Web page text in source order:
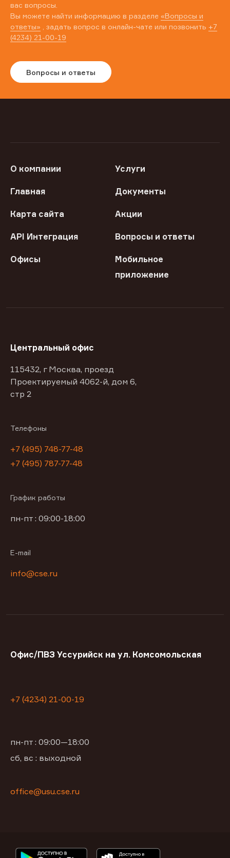
вас вопросы.
Вы можете найти информацию в разделе «Вопросы и
ответы» , задать вопрос в онлайн-чате или позвонить +7
(4234) 21-00-19
Вопросы и ответы
О компании Услуги
Главная Документы
Карта сайта Акции
API Интеграция Вопросы и ответы
Офисы
Мобильное
приложение
Центральный офис
115432, г Москва, проезд
Проектируемый 4062-й, дом 6,
стр 2
Телефоны
+7 (495) 748-77-48
+7 (495) 787-77-48
График работы
пн-пт : 09:00-18:00
E-mail
info@cse.ru
Офис/ПВЗ Уссурийск на ул. Комсомольская
+7 (4234) 21-00-19
пн-пт : 09:00—18:00
сб, вс : выходной
office@usu.cse.ru